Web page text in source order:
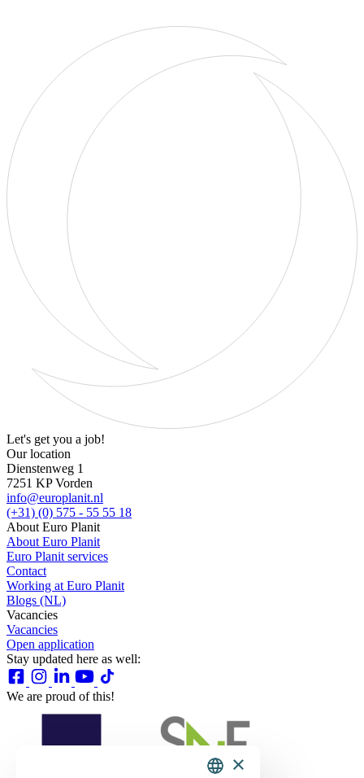
Let's get you a job!
Our location
Dienstenweg 1
7251 KP Vorden
info@europlanit.nl
(+31) (0) 575 - 55 55 18
About Euro Planit
About Euro Planit
Euro Planit services
Contact
Working at Euro Planit
Blogs (NL)
Vacancies
Vacancies
Open application
Stay updated here as well:
We are proud of this!
×